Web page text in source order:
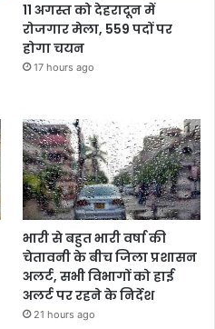
11 अगस्त को देहरादून में
रोजगार मेला, 559 पदों पर
होगा चयन
17 hours ago
भारी से बहुत भारी वर्षा की
चेतावनी के बीच जिला प्रशासन
अलर्ट, सभी विभागों को हाई
अलर्ट पर रहने के निर्देश
21 hours ago